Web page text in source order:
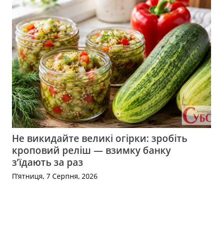
Не викидайте великі огірки: зробіть
кроповий реліш — взимку банку
з’їдають за раз
П’ятниця, 7 Серпня, 2026